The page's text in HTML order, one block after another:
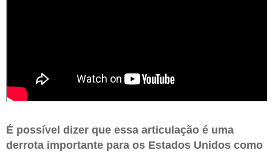
É possível dizer que essa articulação é uma
derrota importante para os Estados Unidos como